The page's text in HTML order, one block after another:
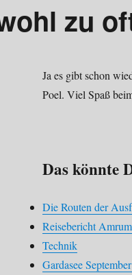
zu
Ja es gibt schon
Poel. Viel Spaß
Das könnte
Die Routen der
Reisebericht
Technik
Gardasee